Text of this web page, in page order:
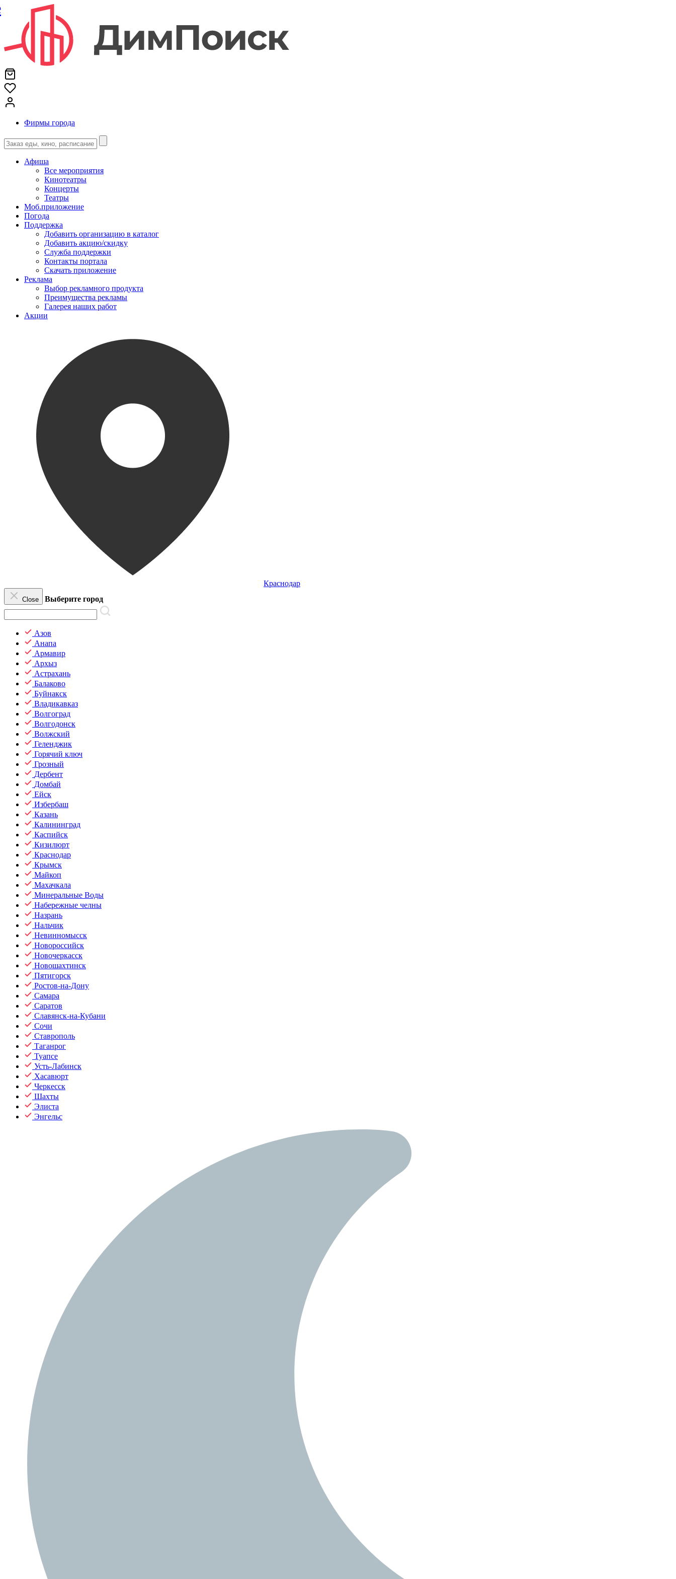
Фирмы города
Афиша
Все мероприятия
Кинотеатры
Концерты
Театры
Моб.приложение
Погода
Поддержка
Добавить организацию в каталог
Добавить акцию/скидку
Служба поддержки
Контакты портала
Скачать приложение
Реклама
Выбор рекламного продукта
Преимущества рекламы
Галерея наших работ
Акции
Краснодар
Close Выберите город
Азов
Анапа
Армавир
Архыз
Астрахань
Балаково
Буйнакск
Владикавказ
Волгоград
Волгодонск
Волжский
Геленджик
Горячий ключ
Грозный
Дербент
Домбай
Ейск
Избербаш
Казань
Калининград
Каспийск
Кизилюрт
Краснодар
Крымск
Майкоп
Махачкала
Минеральные Воды
Набережные челны
Назрань
Нальчик
Невинномысск
Новороссийск
Новочеркасск
Новошахтинск
Пятигорск
Ростов-на-Дону
Самара
Саратов
Славянск-на-Кубани
Сочи
Ставрополь
Таганрог
Туапсе
Усть-Лабинск
Хасавюрт
Черкесск
Шахты
Элиста
Энгельс